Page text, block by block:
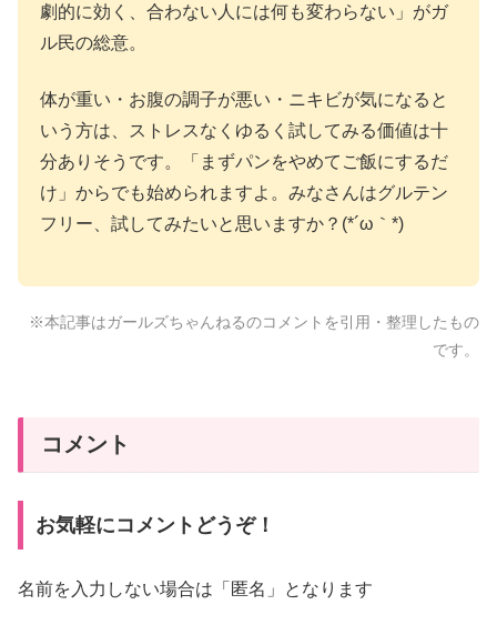
劇的に効く、合わない人には何も変わらない」がガ
ル民の総意。
体が重い・お腹の調子が悪い・ニキビが気になると
いう方は、ストレスなくゆるく試してみる価値は十
分ありそうです。「まずパンをやめてご飯にするだ
け」からでも始められますよ。みなさんはグルテン
フリー、試してみたいと思いますか？(*´ω｀*)
※本記事はガールズちゃんねるのコメントを引用・整理したもの
です。
コメント
お気軽にコメントどうぞ！
名前を入力しない場合は「匿名」となります